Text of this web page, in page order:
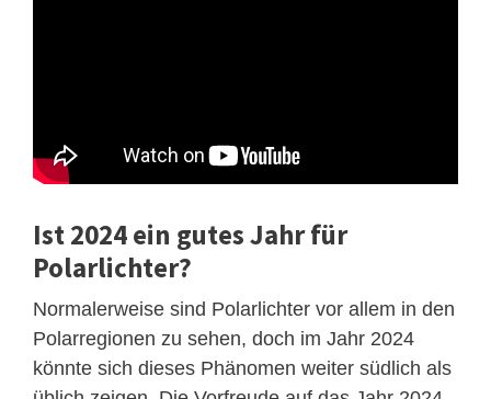
Ist 2024 ein gutes Jahr für
Polarlichter?
Normalerweise sind Polarlichter vor allem in den
Polarregionen zu sehen, doch im Jahr 2024
könnte sich dieses Phänomen weiter südlich als